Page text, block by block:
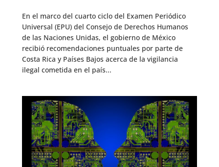
En el marco del cuarto ciclo del Examen Periódico
Universal (EPU) del Consejo de Derechos Humanos
de las Naciones Unidas, el gobierno de México
recibió recomendaciones puntuales por parte de
Costa Rica y Países Bajos acerca de la vigilancia
ilegal cometida en el país...